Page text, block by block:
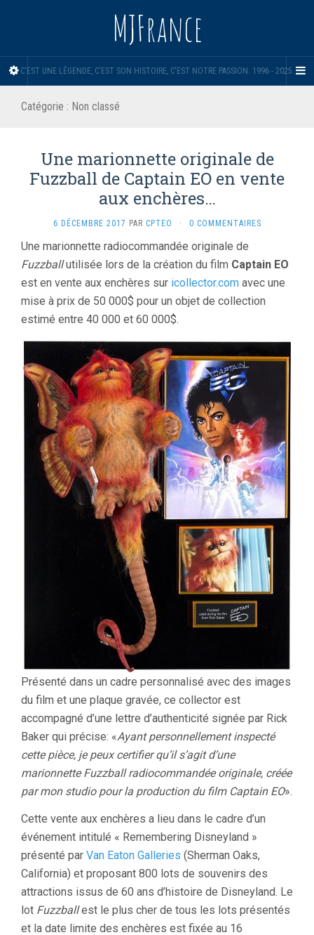
MJFrance
C'EST UNE LÉGENDE, C'EST SON HISTOIRE, C'EST NOTRE PASSION. 1996 - 2025.
Catégorie : Non classé
Une marionnette originale de
Fuzzball de Captain EO en vente
aux enchères…
6 DÉCEMBRE 2017 PAR CPTEO · 0 COMMENTAIRES
Une marionnette radiocommandée originale de
Fuzzballutilisée lors de la création du film Captain EO
est en vente aux enchères sur icollector.com avec une
mise à prix de 50 000$ pour un objet de collection
estimé entre 40 000 et 60 000$.
Présenté dans un cadre personnalisé avec des images
du film et une plaque gravée, ce collector est
accompagné d’une lettre d’authenticité signée par Rick
Baker qui précise: «Ayant personnellement inspecté
cette pièce, je peux certifier qu’il s’agit d’une
marionnette Fuzzball radiocommandée originale, créée
par mon studio pour la production du film Captain EO».
Cette vente aux enchères a lieu dans le cadre d’un
événement intitulé « Remembering Disneyland »
présenté par Van Eaton Galleries (Sherman Oaks,
California) et proposant 800 lots de souvenirs des
attractions issus de 60 ans d’histoire de Disneyland. Le
lot Fuzzballest le plus cher de tous les lots présentés
et la date limite des enchères est fixée au 16